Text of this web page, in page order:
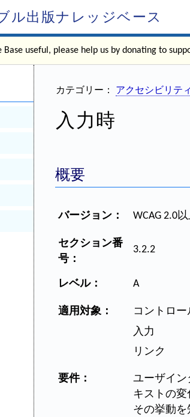
ル出版ナレッジベース
Base useful, please help us by donating to
カテゴリー： アクセシビリテ
入力時
概要
バージョン： WCAG 2.0
セクション番
号：
3.2.2
レベル： A
適用対象：
コントロー
入力
リンク
要件：
ユーザイン
キストの
その挙動を